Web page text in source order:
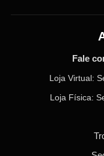
Fale
Loja Virtual:
Loja Física: